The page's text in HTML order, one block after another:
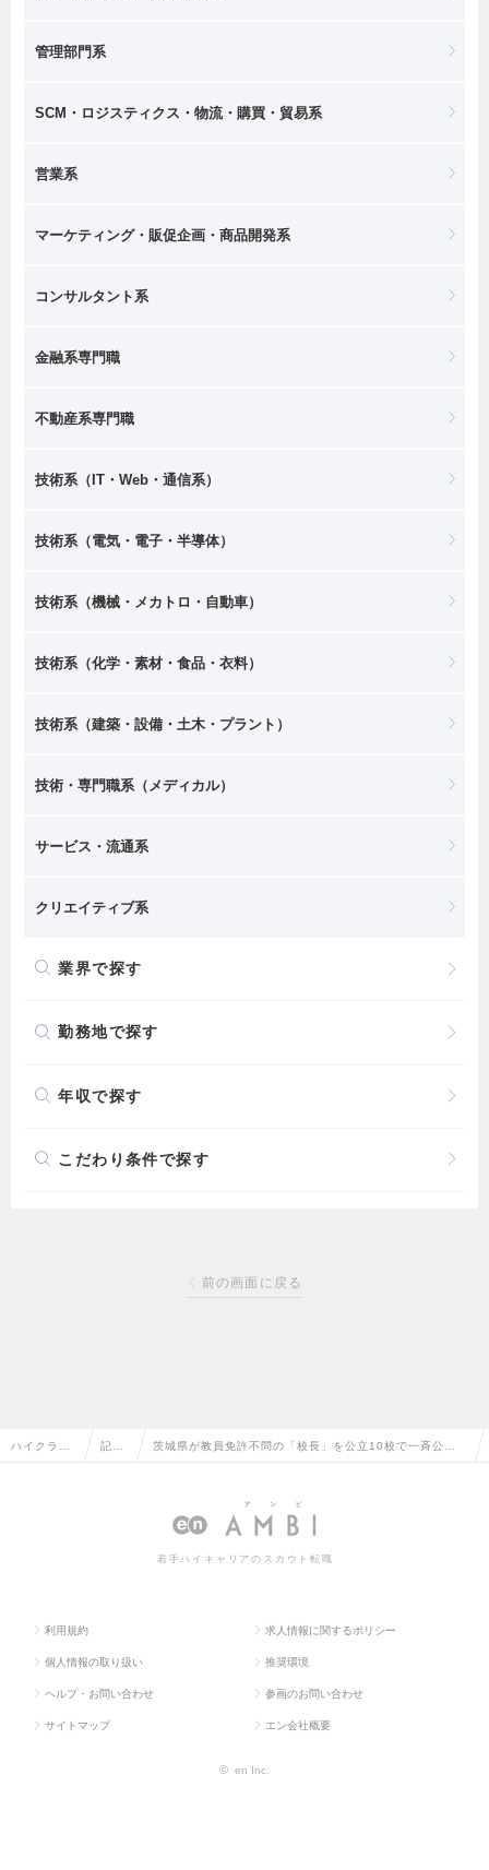
管理部門系
SCM・ロジスティクス・物流・購買・貿易系
営業系
マーケティング・販促企画・商品開発系
コンサルタント系
金融系専門職
不動産系専門職
技術系（IT・Web・通信系）
技術系（電気・電子・半導体）
技術系（機械・メカトロ・自動車）
技術系（化学・素材・食品・衣料）
技術系（建築・設備・土木・プラント）
技術・専門職系（メディカル）
サービス・流通系
クリエイティブ系
業界で探す
勤務地で探す
年収で探す
こだわり条件で探す
前の画面に戻る
ハイクラス 記事 茨城県が教員免許不問の「校長」を公立10校で一斉公
若手ハイキャリアのスカウト転職
利用規約 求人情報に関するポリシー
個人情報の取り扱い 推奨環境
ヘルプ・お問い合わせ 参画のお問い合わせ
サイトマップ エン会社概要
© en Inc.